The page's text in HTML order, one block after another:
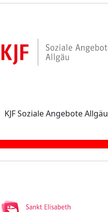
KJF Soziale Angebote Allgäu